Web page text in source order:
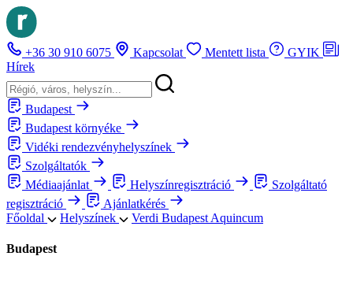
+36 30 910 6075 Kapcsolat Mentett lista
GYIK
Hírek
Budapest
Budapest környéke
Vidéki rendezvényhelyszínek
Szolgáltatók
Médiaajánlat
Helyszínregisztráció
Szolgáltató
regisztráció
Ajánlatkérés
Főoldal
Helyszínek Verdi Budapest Aquincum
Budapest